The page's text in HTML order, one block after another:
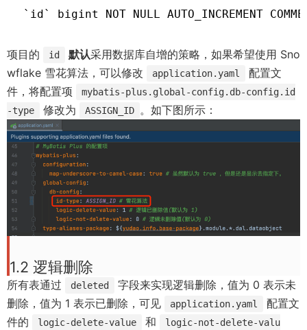
`id` bigint NOT NULL AUTO_INCREMENT
项目的 id 默认采用数据库自增的策略，如果希望使用 Sno
wflake 雪花算法，可以修改
application.yaml
配置文
件，将配置项
mybatis-plus.global-config.db-config.id
-type
修改为 ASSIGN_ID 。如下图所示：
1.2 逻辑删除
所有表通过 deleted
字段来实现逻辑删除，值为 0 表示未
删除，值为 1 表示已删除，可见
application.yaml
配置文
件的
logic-delete-value 和
logic-not-delete-valu